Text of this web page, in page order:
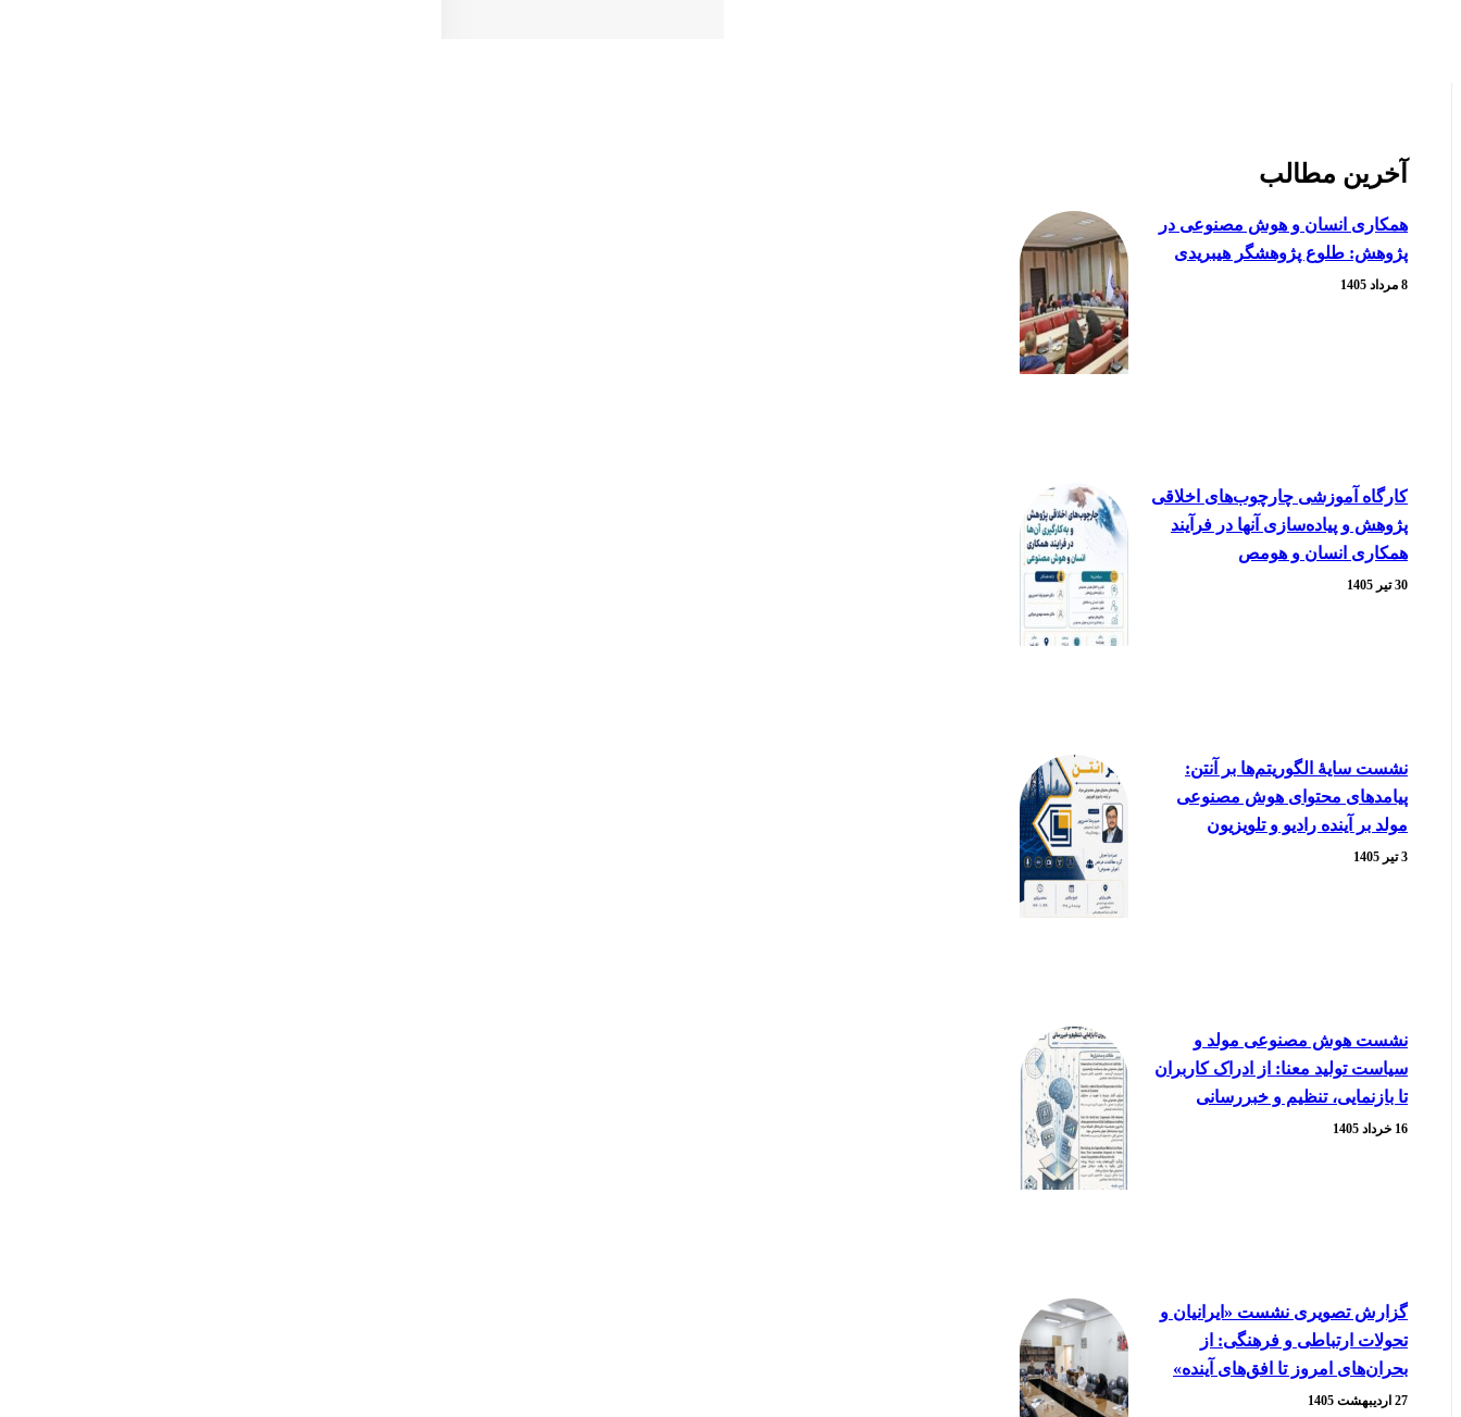
آخرین مطالب
همکاری انسان و هوش مصنوعی در
پژوهش: طلوع پژوهشگر هیبریدی
8 مرداد 1405
کارگاه آموزشی چارچوب‌های اخلاقی
پژوهش و پیاده‌سازی آنها در فرآیند
همکاری انسان و هومص
30 تیر 1405
نشست سایۀ الگوریتم‌ها بر آنتن:
پیامدهای محتوای هوش مصنوعی
مولد بر آینده رادیو و تلویزیون
3 تیر 1405
نشست هوش مصنوعی مولد و
سیاست تولید معنا: از ادراک کاربران
تا بازنمایی، تنظیم و خبررسانی
16 خرداد 1405
گزارش تصویری نشست «ایرانیان و
تحولات ارتباطی و فرهنگی: از
بحران‌های امروز تا افق‌های آینده»
27 اردیبهشت 1405